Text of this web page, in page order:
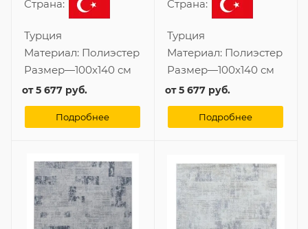
Страна:
Турция
Материал: Полиэстер
Размер—100x140 см
от5 677 руб.
Подробнее
Страна:
Турция
Материал: Полиэстер
Размер—100x140 см
от5 677 руб.
Подробнее